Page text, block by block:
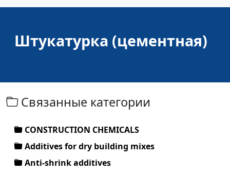
Штукатурка (цементная)
Связанные категории
CONSTRUCTION CHEMICALS
Additives for dry building mixes
Anti-shrink additives